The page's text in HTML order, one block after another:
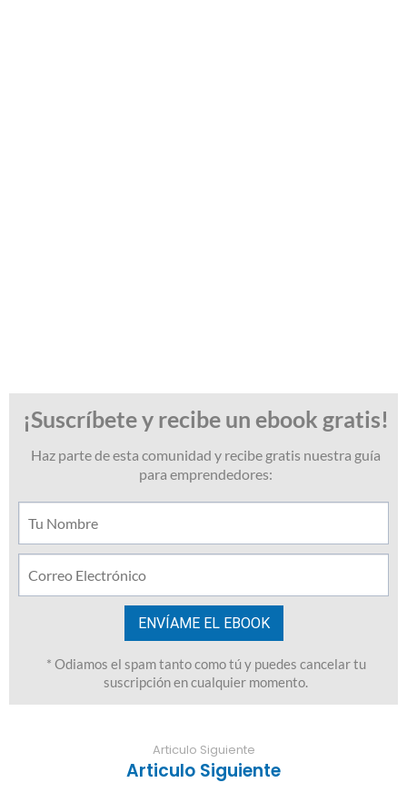
Articulo Siguiente
Articulo Siguiente